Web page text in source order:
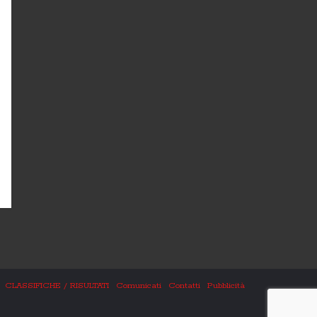
CLASSIFICHE / RISULTATI Comunicati Contatti Pubblicità